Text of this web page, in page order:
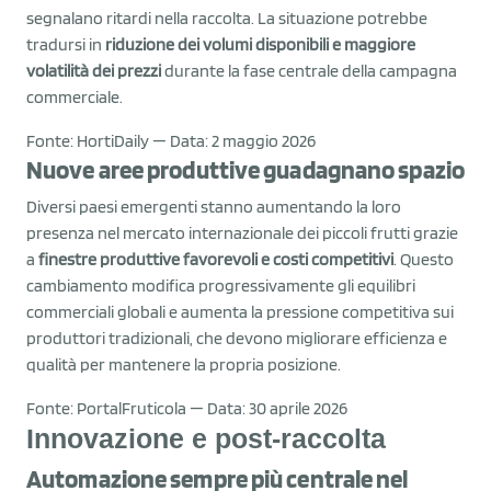
segnalano ritardi nella raccolta. La situazione potrebbe
tradursi in riduzione dei volumi disponibili e maggiore
volatilità dei prezzidurante la fase centrale della campagna
commerciale.
Fonte: HortiDaily — Data: 2 maggio 2026
Nuove aree produttive guadagnano spazio
Diversi paesi emergenti stanno aumentando la loro
presenza nel mercato internazionale dei piccoli frutti grazie
a finestre produttive favorevoli e costi competitivi. Questo
cambiamento modifica progressivamente gli equilibri
commerciali globali e aumenta la pressione competitiva sui
produttori tradizionali, che devono migliorare efficienza e
qualità per mantenere la propria posizione.
Fonte: PortalFruticola — Data: 30 aprile 2026
Innovazione e post-raccolta
Automazione sempre più centrale nel